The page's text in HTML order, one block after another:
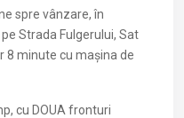
spre vânzare, în
Strada Fulgerului, Sat
8 minute cu mașina de
cu DOUA fronturi